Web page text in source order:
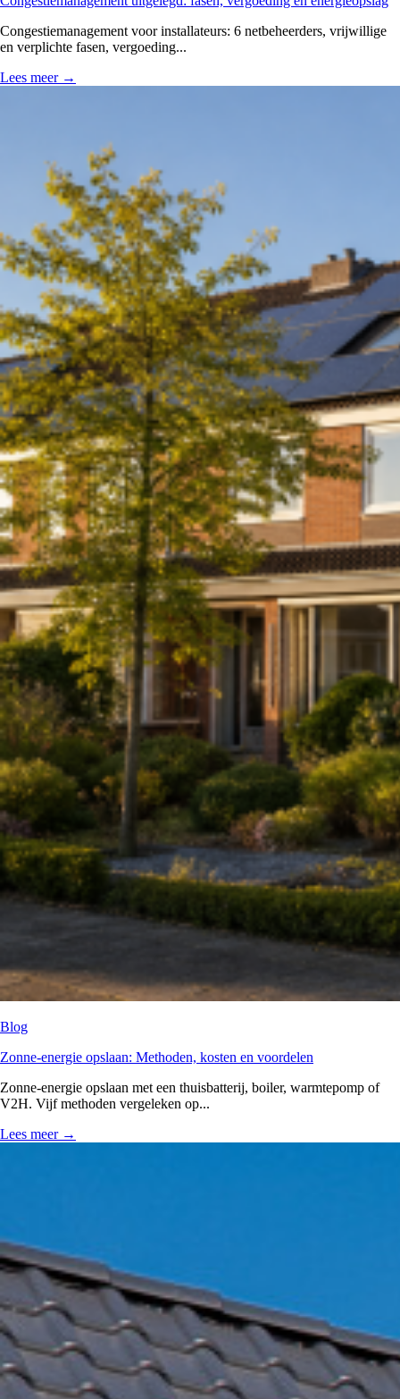
Congestiemanagement voor installateurs: 6 netbeheerders, vrijwillige
en verplichte fasen, vergoeding...
Lees meer →
Blog
Zonne-energie opslaan: Methoden, kosten en voordelen
Zonne-energie opslaan met een thuisbatterij, boiler, warmtepomp of
V2H. Vijf methoden vergeleken op...
Lees meer →